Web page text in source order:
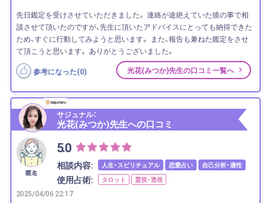
先日鑑定を受けさせていただきました。 連絡が途絶えていた彼の事で相
談させて頂いたのですが、先生に頂いたアドバイスにとっても納得できた
ため、すぐに行動してみようと思います。 また、報告も兼ねた鑑定をさせ
て頂こうと思います。 ありがとうございました。
参考になった(0) 光花(みつか)先生の口コミ一覧へ
サジュナル：
光花(みつか)先生への口コミ
匿名
5.0
相談内容: 人生・スピリチュアル 恋愛占い 自己分析・適性
使用占術: タロット 霊視・透視
2025/04/06 22:17